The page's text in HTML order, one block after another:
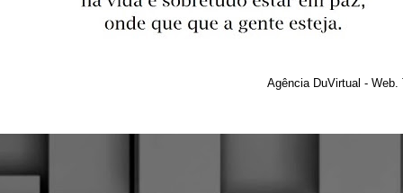
Agência DuVirtual -